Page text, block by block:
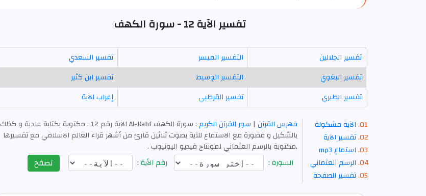
تفسير الآية 12 - سورة الكهف
تفسير الجلالين التفسير الميسر
تفسير السعدي
تفسير البغوي
التفسير الوسيط
تفسير ابن كثير
تفسير الطبري
تفسير القرطبي إعراب الآية
الآية مشكولة
تفسير الآية
استماع mp3
الرسم العثماني
تفسير الصفحة
فهرس القرآن | سور القرآن الكريم
: سورة الكهف Al-Kahf الآية رقم 12 , مكتوبة بكتابة عادية و كذلك
بالشكيل و مصورة مع الاستماع للآية بصوت ثلاثين قارئ من أشهر قراء العالم الاسلامي مع تفسيرها
,مكتوبة بالرسم العثماني لمونتاج فيديو اليوتيوب .
السورة :
رقم الأية : تصفح